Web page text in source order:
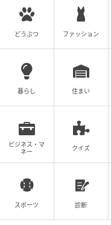
どうぶつ ファッション
暮らし 住まい
ビジネス・マ
ネー
クイズ
スポーツ 診断